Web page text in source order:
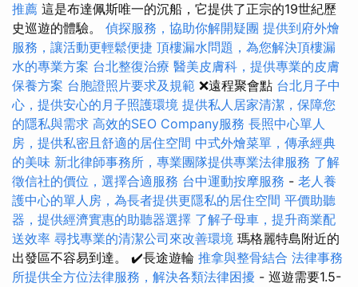
推薦 這是布達佩斯唯一的沉船，它提供了正宗的19世紀歷
史巡遊的體驗。 偵探服務，協助你解開疑團 提供到府外燴
服務，讓活動更輕鬆便捷 頂樓漏水問題，為您解決頂樓漏
水的專業方案 台北整復治療 醫美皮膚科，提供專業的皮膚
保養方案 台胞證照片要求及規範 ❌遠程聚會點 台北月子中
心，提供安心的月子照護環境 提供私人居家清潔，保障您
的隱私與需求 高效的SEO Company服務 長照中心單人
房，提供私密且舒適的居住空間 中式外燴菜單，傳承經典
的美味 新北律師事務所，專業團隊提供專業法律服務 了解
徵信社的價位，選擇合適服務 台中運動按摩服務 - 老人養
護中心的單人房，為長者提供更隱私的居住空間 平價助聽
器，提供經濟實惠的助聽器選擇 了解子母車，提升商業配
送效率 尋找專業的清潔公司來改善環境 瑪格麗特島附近的
出發區不容易到達。 ✔️長途遊輪 推拿與整骨結合 法律事務
所提供全方位法律服務，解決各類法律困擾 - 巡遊需要1.5-